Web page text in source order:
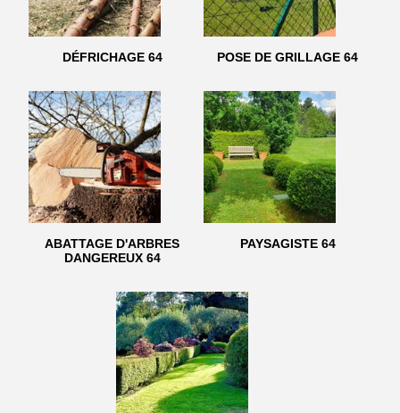
DÉFRICHAGE 64 POSE DE GRILLAGE 64
ABATTAGE D'ARBRES
DANGEREUX 64
PAYSAGISTE 64